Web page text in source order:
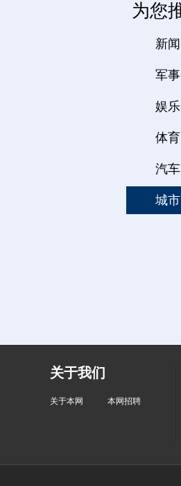
为您
新闻
军事
娱乐
体育
汽车
城市
关于我们
关于本网 本网招聘